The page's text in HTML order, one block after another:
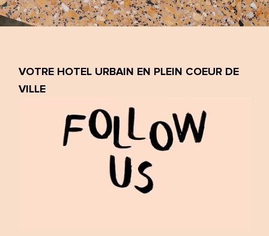
VOTRE HOTEL URBAIN EN PLEIN COEUR DE
VILLE